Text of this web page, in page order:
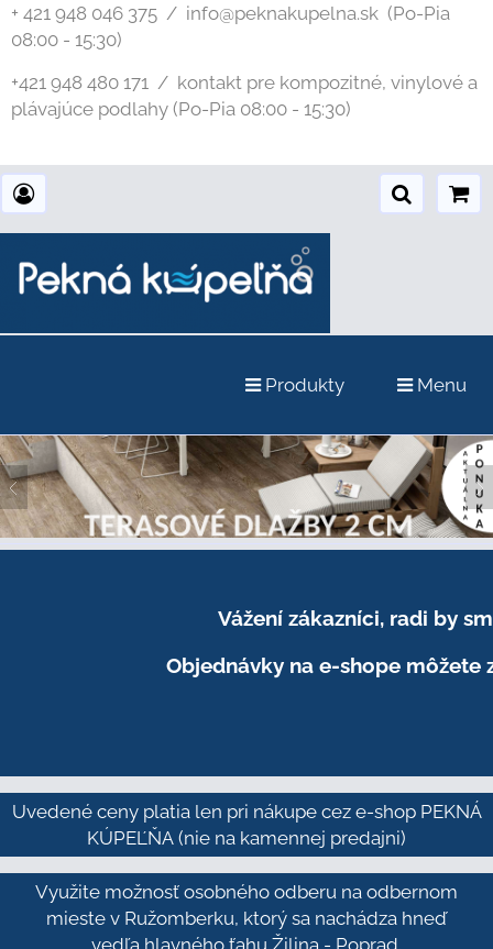
+ 421 948 046 375 / info@peknakupelna.sk (Po-Pia
08:00 - 15:30)
+421 948 480 171 / kontakt pre kompozitné, vinylové a
plávajúce podlahy (Po-Pia 08:00 - 15:30)
Produkty Menu
Vážení zákazníci, radi by
Objednávky na e-shope môžete
Uvedené ceny platia len pri nákupe cez e-shop PEKNÁ
KÚPEĽŇA (nie na kamennej predajni)
Využite možnosť osobného odberu na odbernom
mieste v Ružomberku, ktorý sa nachádza hneď